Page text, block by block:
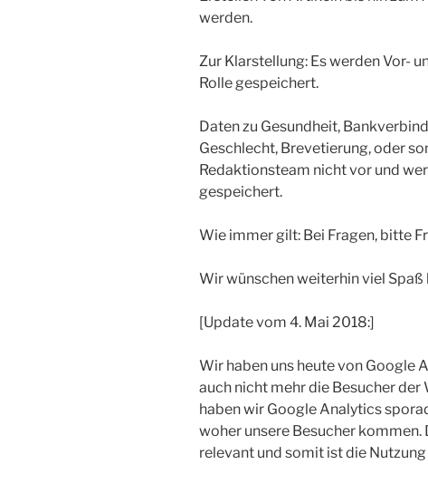
werden.
Zur Klarstellung: Es werden Vor-
Rolle gespeichert.
Daten zu Gesundheit,
Geschlecht, Brevetierung, oder
Redaktionsteam nicht vor und
gespeichert.
Wie immer gilt: Bei Fragen, bitte
Wir wünschen weiterhin viel
[Update vom 4. Mai 2018:]
Wir haben uns heute von Google
auch nicht mehr die Besucher
haben wir Google Analytics
woher unsere Besucher
relevant und somit ist die